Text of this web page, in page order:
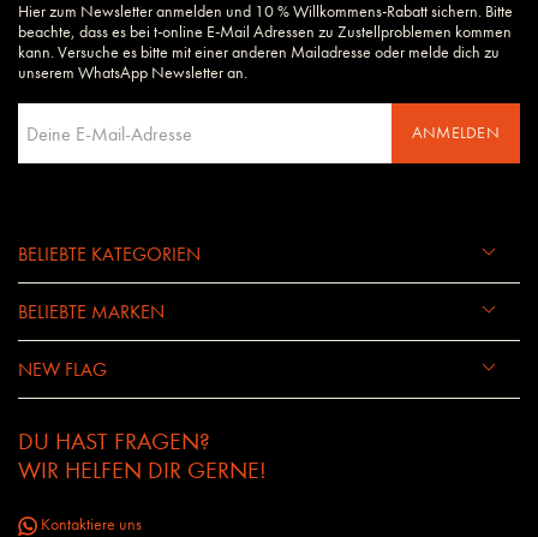
Hier zum Newsletter anmelden und 10 % Willkommens-Rabatt sichern. Bitte
beachte, dass es bei t-online E-Mail Adressen zu Zustellproblemen kommen
kann. Versuche es bitte mit einer anderen Mailadresse oder melde dich zu
unserem WhatsApp Newsletter an.
ANMELDEN
BELIEBTE KATEGORIEN
BELIEBTE MARKEN
NEW FLAG
DU HAST FRAGEN?
WIR HELFEN DIR GERNE!
Kontaktiere uns